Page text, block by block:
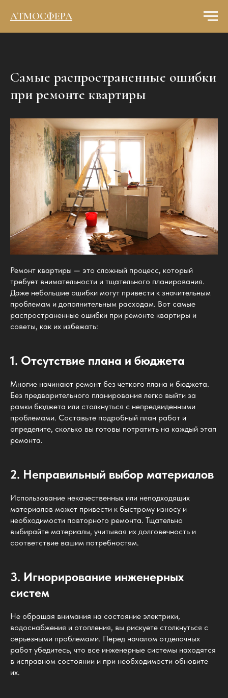
АТМОСФЕРА
Самые распространенные ошибки
при ремонте квартиры
Ремонт квартиры — это сложный процесс, который
требует внимательности и тщательного планирования.
Даже небольшие ошибки могут привести к значительным
проблемам и дополнительным расходам. Вот самые
распространенные ошибки при ремонте квартиры и
советы, как их избежать:
1. Отсутствие плана и бюджета
Многие начинают ремонт без четкого плана и бюджета.
Без предварительного планирования легко выйти за
рамки бюджета или столкнуться с непредвиденными
проблемами. Составьте подробный план работ и
определите, сколько вы готовы потратить на каждый этап
ремонта.
2. Неправильный выбор материалов
Использование некачественных или неподходящих
материалов может привести к быстрому износу и
необходимости повторного ремонта. Тщательно
выбирайте материалы, учитывая их долговечность и
соответствие вашим потребностям.
3. Игнорирование инженерных
систем
Не обращая внимания на состояние электрики,
водоснабжения и отопления, вы рискуете столкнуться с
серьезными проблемами. Перед началом отделочных
работ убедитесь, что все инженерные системы находятся
в исправном состоянии и при необходимости обновите
их.